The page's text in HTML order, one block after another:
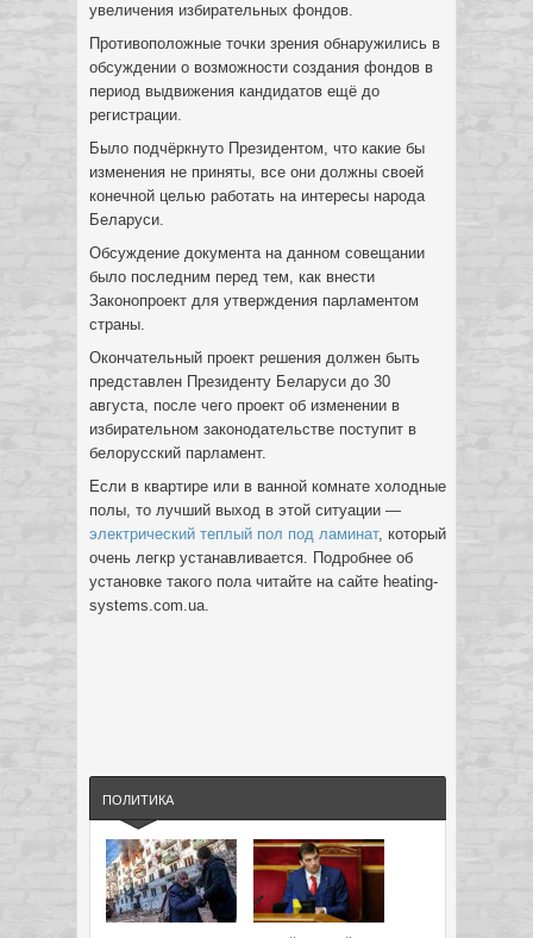
увеличения избирательных фондов.
Противоположные точки зрения обнаружились в
обсуждении о возможности создания фондов в
период выдвижения кандидатов ещё до
регистрации.
Было подчёркнуто Президентом, что какие бы
изменения не приняты, все они должны своей
конечной целью работать на интересы народа
Беларуси.
Обсуждение документа на данном совещании
было последним перед тем, как внести
Законопроект для утверждения парламентом
страны.
Окончательный проект решения должен быть
представлен Президенту Беларуси до 30
августа, после чего проект об изменении в
избирательном законодательстве поступит в
белорусский парламент.
Если в квартире или в ванной комнате холодные
полы, то лучший выход в этой ситуации —
электрический теплый пол под ламинат, который
очень легкр устанавливается. Подробнее об
установке такого пола читайте на сайте heating-
systems.com.ua.
ПОЛИТИКА